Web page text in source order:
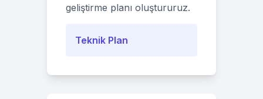
geliştirme planı oluştururuz.
Teknik Plan